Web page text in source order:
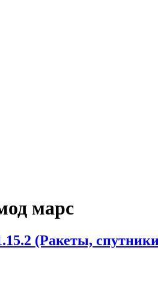
марс
(Ракеты,